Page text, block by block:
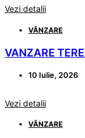
Vezi detalii
VÂNZARE
VANZARE
10 Iulie, 2026
Vezi detalii
VÂNZARE